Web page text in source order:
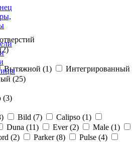
2)
Вытяжной (1)
Интегрированный
(25)
(3)
) Bild (7) Calipso (1)
Duna (11) Ever (2) Male (1)
(2) Parker (8) Pulse (4)